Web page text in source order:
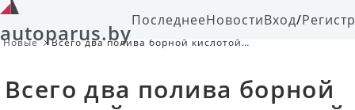
autoparus.byПоследнееНовостиВход/
Новые
Всего два полива борной кислотой
Всего два полива борной